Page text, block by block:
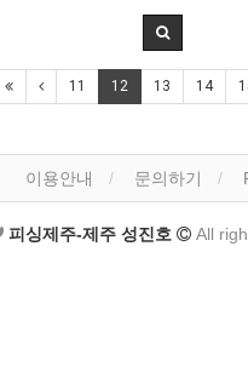
11 12 13 14
이용안내 문의하기
피싱제주-제주 성진호 All